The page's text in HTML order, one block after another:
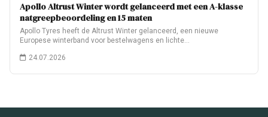
Apollo Altrust Winter wordt gelanceerd met een A-klasse
natgreepbeoordeling en 15 maten
Apollo Tyres heeft de Altrust Winter gelanceerd, een nieuwe
Europese winterband voor bestelwagens en lichte…
24.07.2026